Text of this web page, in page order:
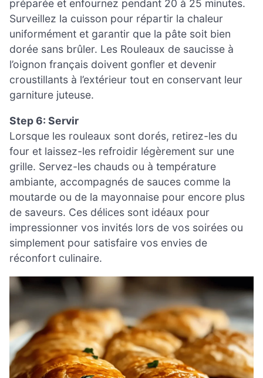
préparée et enfournez pendant 20 à 25 minutes.
Surveillez la cuisson pour répartir la chaleur
uniformément et garantir que la pâte soit bien
dorée sans brûler. Les Rouleaux de saucisse à
l’oignon français doivent gonfler et devenir
croustillants à l’extérieur tout en conservant leur
garniture juteuse.
Step 6: Servir
Lorsque les rouleaux sont dorés, retirez-les du
four et laissez-les refroidir légèrement sur une
grille. Servez-les chauds ou à température
ambiante, accompagnés de sauces comme la
moutarde ou de la mayonnaise pour encore plus
de saveurs. Ces délices sont idéaux pour
impressionner vos invités lors de vos soirées ou
simplement pour satisfaire vos envies de
réconfort culinaire.